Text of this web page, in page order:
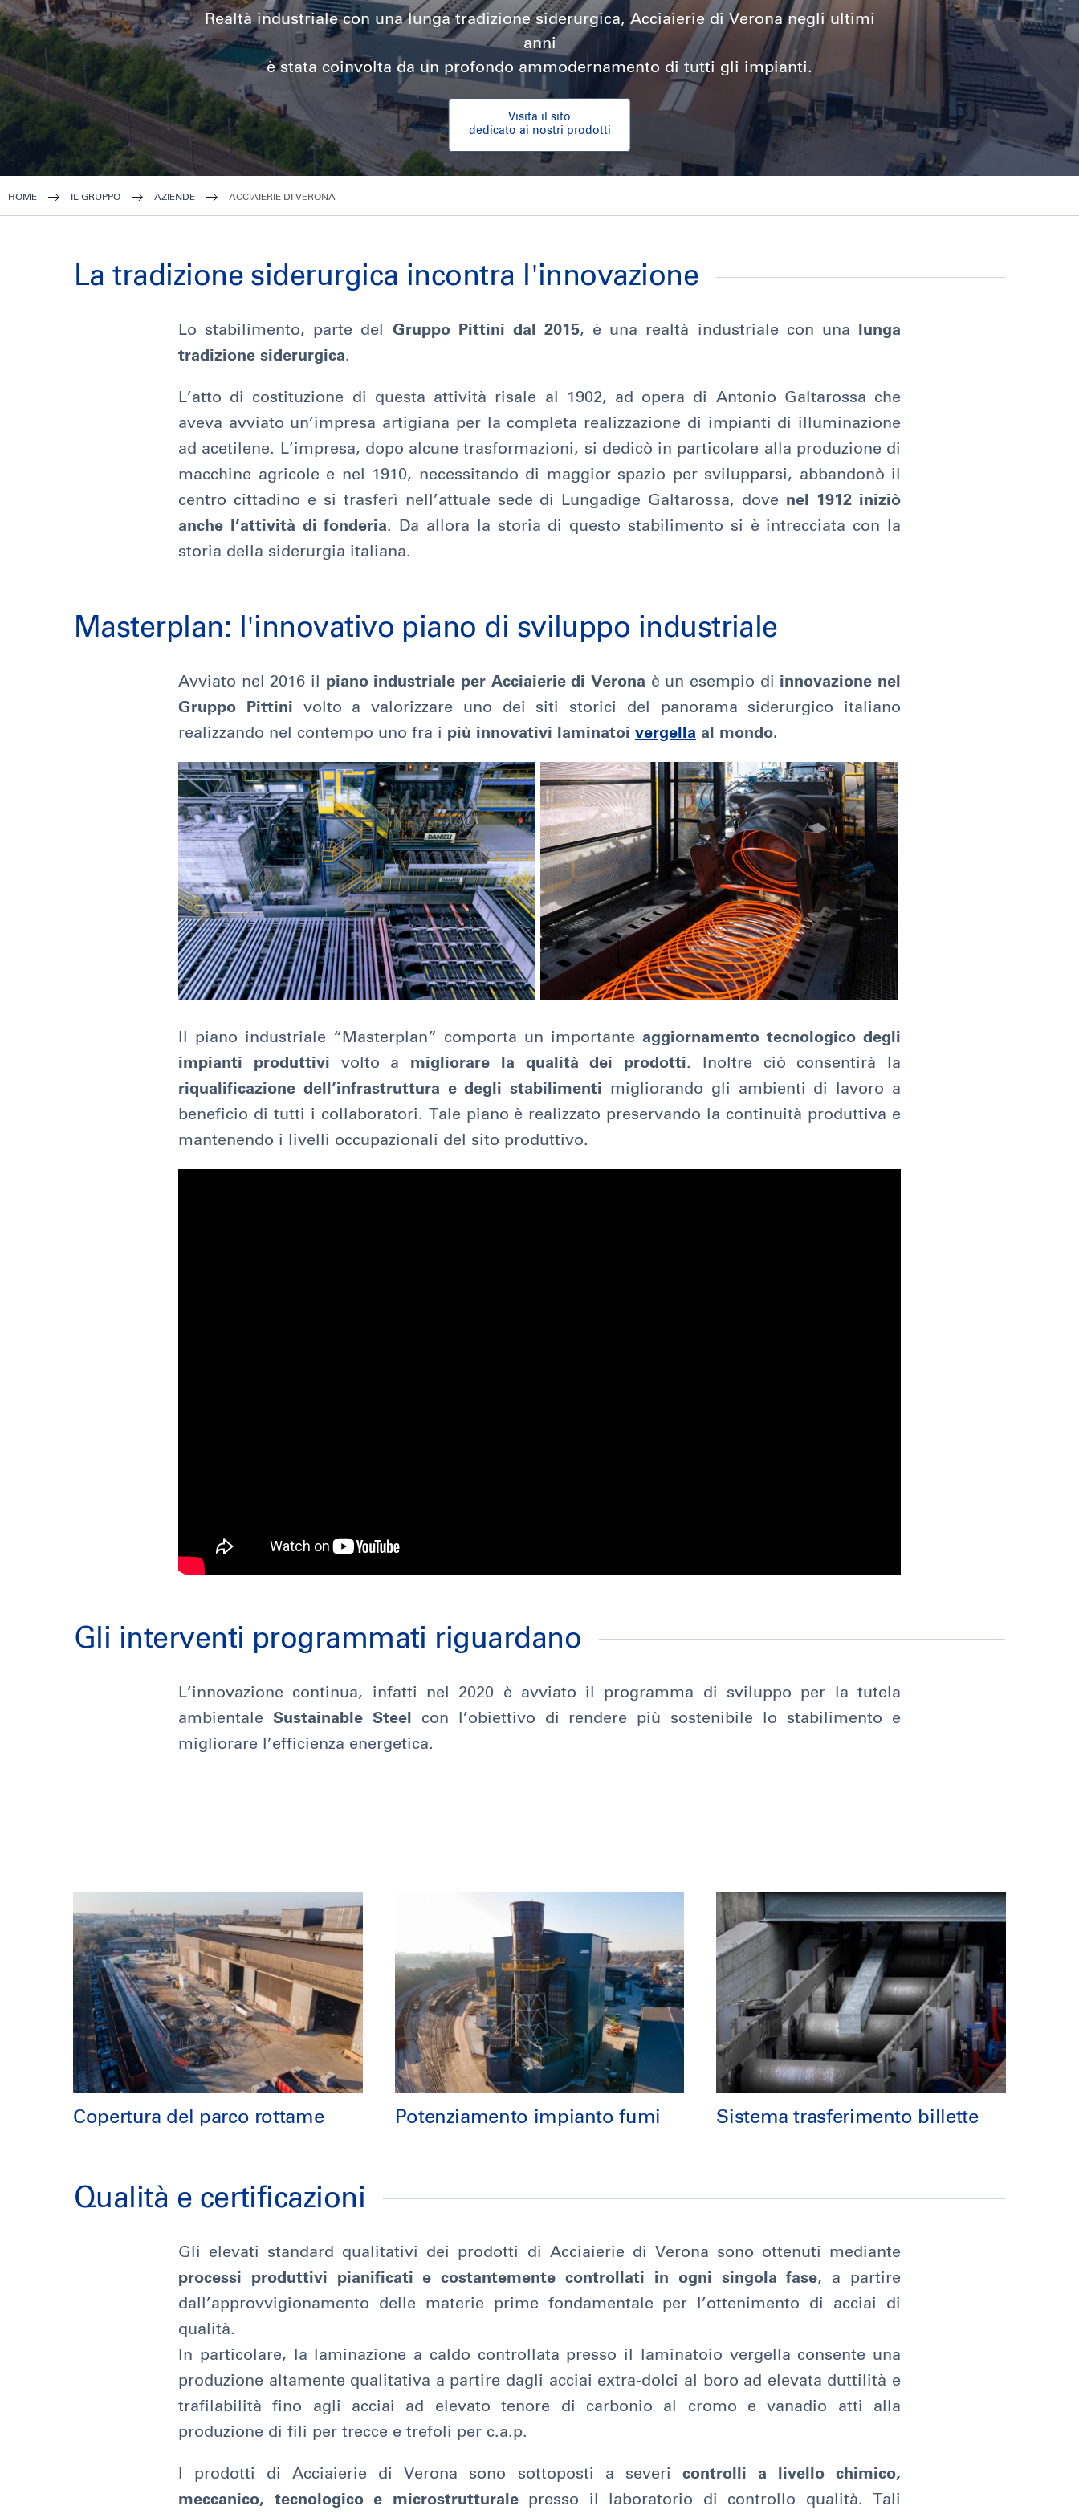
Realtà industriale con una lunga tradizione siderurgica, Acciaierie di Verona negli ultimi
anni
è stata coinvolta da un profondo ammodernamento di tutti gli impianti.
Visita il sito
dedicato ai nostri prodotti
HOME IL GRUPPO AZIENDE ACCIAIERIE DI VERONA
La tradizione siderurgica incontra l'innovazione
Lo stabilimento, parte del Gruppo Pittini dal 2015, è una realtà industriale con una
lunga
tradizione siderurgica.
L’atto di costituzione di questa attività risale al 1902, ad opera di Antonio Galtarossa che
aveva avviato un’impresa artigiana per la completa realizzazione di impianti di illuminazione
ad acetilene. L’impresa, dopo alcune trasformazioni, si dedicò in particolare alla produzione di
macchine agricole e nel 1910, necessitando di maggior spazio per svilupparsi, abbandonò il
centro cittadino e si trasferì nell’attuale sede di Lungadige Galtarossa, dove nel 1912 iniziò
anche l’attività di fonderia. Da allora la storia di questo stabilimento si è intrecciata con la
storia della siderurgia italiana.
Masterplan: l'innovativo piano di sviluppo industriale
Avviato nel 2016 il piano industriale per Acciaierie di Verona è un esempio di innovazione nel
Gruppo Pittini volto a valorizzare uno dei siti storici del panorama siderurgico italiano
realizzando nel contempo uno fra i più innovativi laminatoi vergella al mondo.
Il piano industriale “Masterplan” comporta un importante aggiornamento tecnologico degli
impianti produttivi volto a migliorare la qualità dei prodotti. Inoltre ciò consentirà la
riqualificazione dell’infrastruttura e degli stabilimenti migliorando gli ambienti di lavoro a
beneficio di tutti i collaboratori. Tale piano è realizzato preservando la continuità produttiva e
mantenendo i livelli occupazionali del sito produttivo.
Gli interventi programmati riguardano
L’innovazione continua, infatti nel 2020 è avviato il programma di sviluppo per la tutela
ambientale Sustainable Steel
con l’obiettivo di rendere più sostenibile lo stabilimento e
migliorare l’efficienza energetica.
Copertura del parco rottame Potenziamento impianto fumi Sistema trasferimento billette
Qualità e certificazioni
Gli elevati standard qualitativi dei prodotti di Acciaierie di Verona sono ottenuti mediante
processi produttivi pianificati e costantemente controllati in ogni singola fase, a partire
dall’approvvigionamento delle materie prime fondamentale per l’ottenimento di acciai di
qualità.
In particolare, la laminazione a caldo controllata presso il laminatoio vergella consente una
produzione altamente qualitativa a partire dagli acciai extra-dolci al boro ad elevata duttilità e
trafilabilità fino agli acciai ad elevato tenore di carbonio al cromo e vanadio atti alla
produzione di fili per trecce e trefoli per c.a.p.
I prodotti di Acciaierie di Verona sono sottoposti a severi controlli a livello chimico,
meccanico, tecnologico e microstrutturalepresso il laboratorio di controllo qualità. Tali